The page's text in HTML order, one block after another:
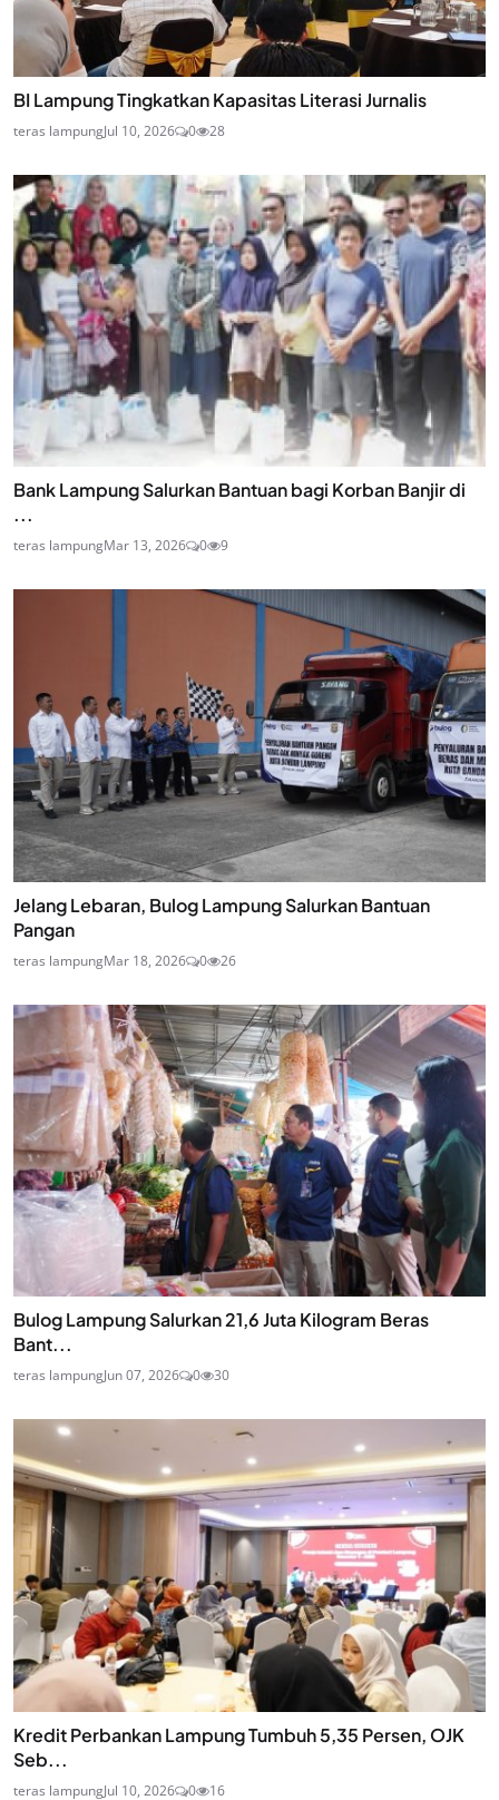
BI Lampung Tingkatkan Kapasitas Literasi Jurnalis
teras lampungJul 10, 2026 0 28
Bank Lampung Salurkan Bantuan bagi Korban Banjir di
...
teras lampungMar 13, 2026 0 9
Jelang Lebaran, Bulog Lampung Salurkan Bantuan
Pangan
teras lampungMar 18, 2026 0 26
Bulog Lampung Salurkan 21,6 Juta Kilogram Beras
Bant...
teras lampungJun 07, 2026 0 30
Kredit Perbankan Lampung Tumbuh 5,35 Persen, OJK
Seb...
teras lampungJul 10, 2026 0 16